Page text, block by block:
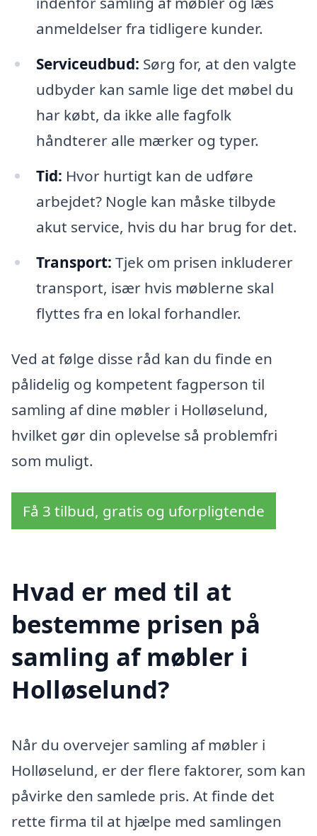
anmeldelser fra tidligere kunder.
Serviceudbud: Sørg for, at den valgte
udbyder kan samle lige det møbel du
har købt, da ikke alle fagfolk
håndterer alle mærker og typer.
Tid: Hvor hurtigt kan de udføre
arbejdet? Nogle kan måske tilbyde
akut service, hvis du har brug for det.
Transport: Tjek om prisen inkluderer
transport, især hvis møblerne skal
flyttes fra en lokal forhandler.
Ved at følge disse råd kan du finde en
pålidelig og kompetent fagperson til
samling af dine møbler i Holløselund,
hvilket gør din oplevelse så problemfri
som muligt.
Få 3 tilbud, gratis og uforpligtende
Hvad er med til at
bestemme prisen på
samling af møbler i
Holløselund?
Når du overvejer samling af møbler i
Holløselund, er der flere faktorer, som kan
påvirke den samlede pris. At finde det
rette firma til at hjælpe med samlingen